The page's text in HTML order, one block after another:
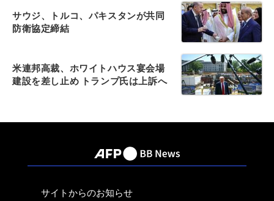
サウジ、トルコ、パキスタンが共同
防衛協定締結
米連邦高裁、ホワイトハウス宴会場
建設を差し止め トランプ氏は上訴へ
サイトからのお知らせ